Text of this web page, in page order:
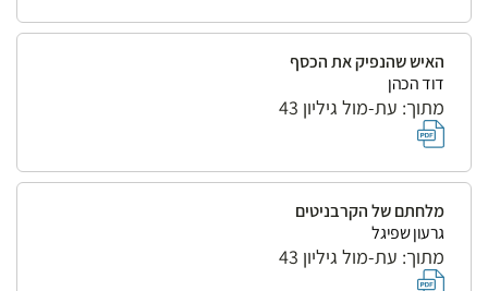
האיש שהנפיק את הכסף
דוד הכהן
מתוך: עת-מול גיליון 43
מלחתם של הקרבניטים
גרעון שפיגל
מתוך: עת-מול גיליון 43